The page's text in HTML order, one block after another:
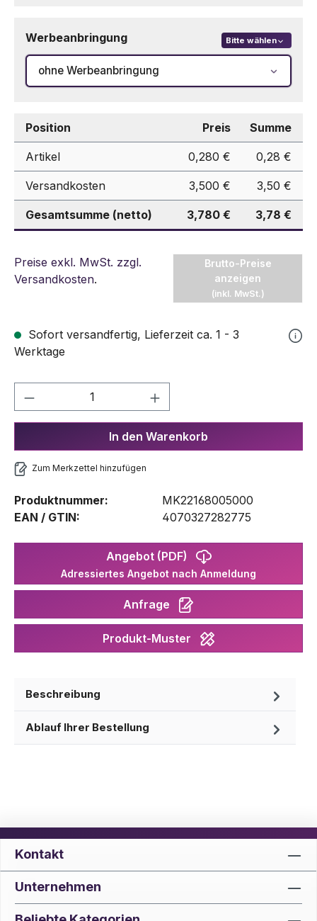
Werbeanbringung Bitte wählen
ohne Werbeanbringung
Position Preis Summe
Artikel 0,280 € 0,28 €
Versandkosten 3,500 € 3,50 €
Gesamtsumme (netto) 3,780 € 3,78 €
Preise exkl. MwSt. zzgl.
Versandkosten.
Brutto-Preise
anzeigen
(inkl. MwSt.)
Sofort versandfertig, Lieferzeit ca. 1 - 3
Werktage
Produkt Anzahl: Gib den
In den Warenkorb
Zum Merkzettel hinzufügen
Produktnummer:
MK22168005000
EAN / GTIN:
4070327282775
Angebot (PDF)
Adressiertes Angebot nach Anmeldung
Anfrage
Produkt-Muster
Beschreibung
Ablauf Ihrer Bestellung
Kontakt
Unternehmen